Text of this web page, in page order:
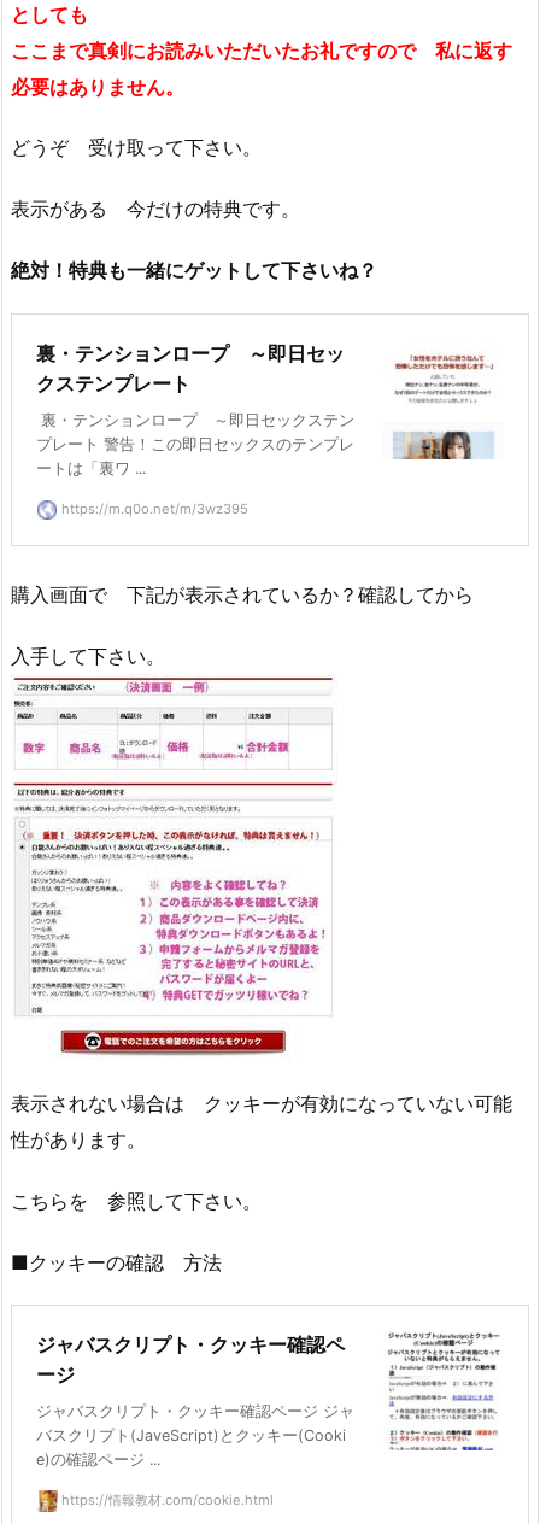
としても
ここまで真剣にお読みいただいたお礼ですので 私に返す
必要はありません。
どうぞ 受け取って下さい。
表示がある 今だけの特典です。
絶対！特典も一緒にゲットして下さいね？
裏・テンションロープ ～即日セッ
クステンプレート
裏・テンションロープ ～即日セックステン
プレート 警告！この即日セックスのテンプレ
ートは「裏ワ ...
https://m.q0o.net/m/3wz395
購入画面で 下記が表示されているか？確認してから
入手して下さい。
表示されない場合は クッキーが有効になっていない可能
性があります。
こちらを 参照して下さい。
■クッキーの確認 方法
ジャバスクリプト・クッキー確認ペ
ージ
ジャバスクリプト・クッキー確認ページ ジャ
バスクリプト(JaveScript)とクッキー(Cooki
e)の確認ページ ...
https://情報教材.com/cookie.html